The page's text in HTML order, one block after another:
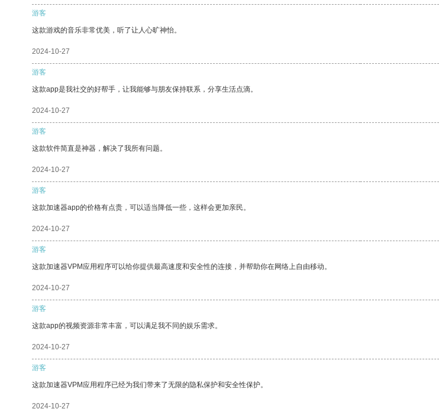
游客
这款游戏的音乐非常优美，听了让人心旷神怡。
2024-10-27
游客
这款app是我社交的好帮手，让我能够与朋友保持联系，分享生活点滴。
2024-10-27
游客
这款软件简直是神器，解决了我所有问题。
2024-10-27
游客
这款加速器app的价格有点贵，可以适当降低一些，这样会更加亲民。
2024-10-27
游客
这款加速器VPM应用程序可以给你提供最高速度和安全性的连接，并帮助你在网络上自由移动。
2024-10-27
游客
这款app的视频资源非常丰富，可以满足我不同的娱乐需求。
2024-10-27
游客
这款加速器VPM应用程序已经为我们带来了无限的隐私保护和安全性保护。
2024-10-27